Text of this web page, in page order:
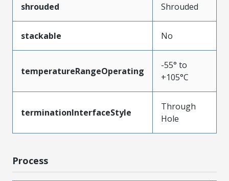
shrouded Shrouded
stackable No
temperatureRangeOperating
-55° to
+105°C
terminationInterfaceStyle
Through
Hole
Process